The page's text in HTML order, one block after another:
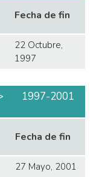
Fecha de fin
22 Octubre,
1997
1997-2001
Fecha de fin
27 Mayo, 2001